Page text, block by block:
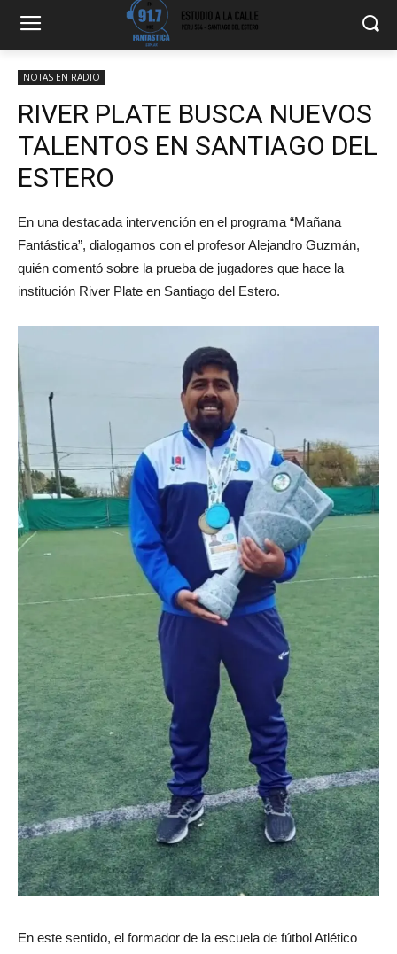
NOTAS EN RADIO
RIVER PLATE BUSCA NUEVOS
TALENTOS EN SANTIAGO DEL
ESTERO
En una destacada intervención en el programa “Mañana
Fantástica”, dialogamos con el profesor Alejandro Guzmán,
quién comentó sobre la prueba de jugadores que hace la
institución River Plate en Santiago del Estero.
En este sentido, el formador de la escuela de fútbol Atlético